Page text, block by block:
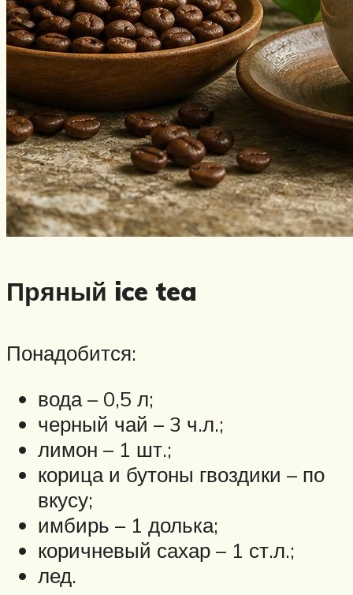
Пряный ice tea
Понадобится:
вода – 0,5 л;
черный чай – 3 ч.л.;
лимон – 1 шт.;
корица и бутоны гвоздики – по
вкусу;
имбирь – 1 долька;
коричневый сахар – 1 ст.л.;
лед.